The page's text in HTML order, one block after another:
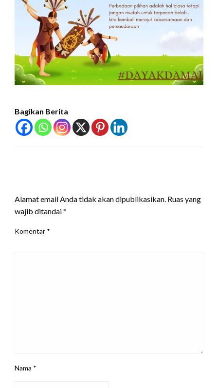
Bagikan Berita
Alamat email Anda tidak akan dipublikasikan. Ruas yang
wajib ditandai*
Komentar *
Nama *